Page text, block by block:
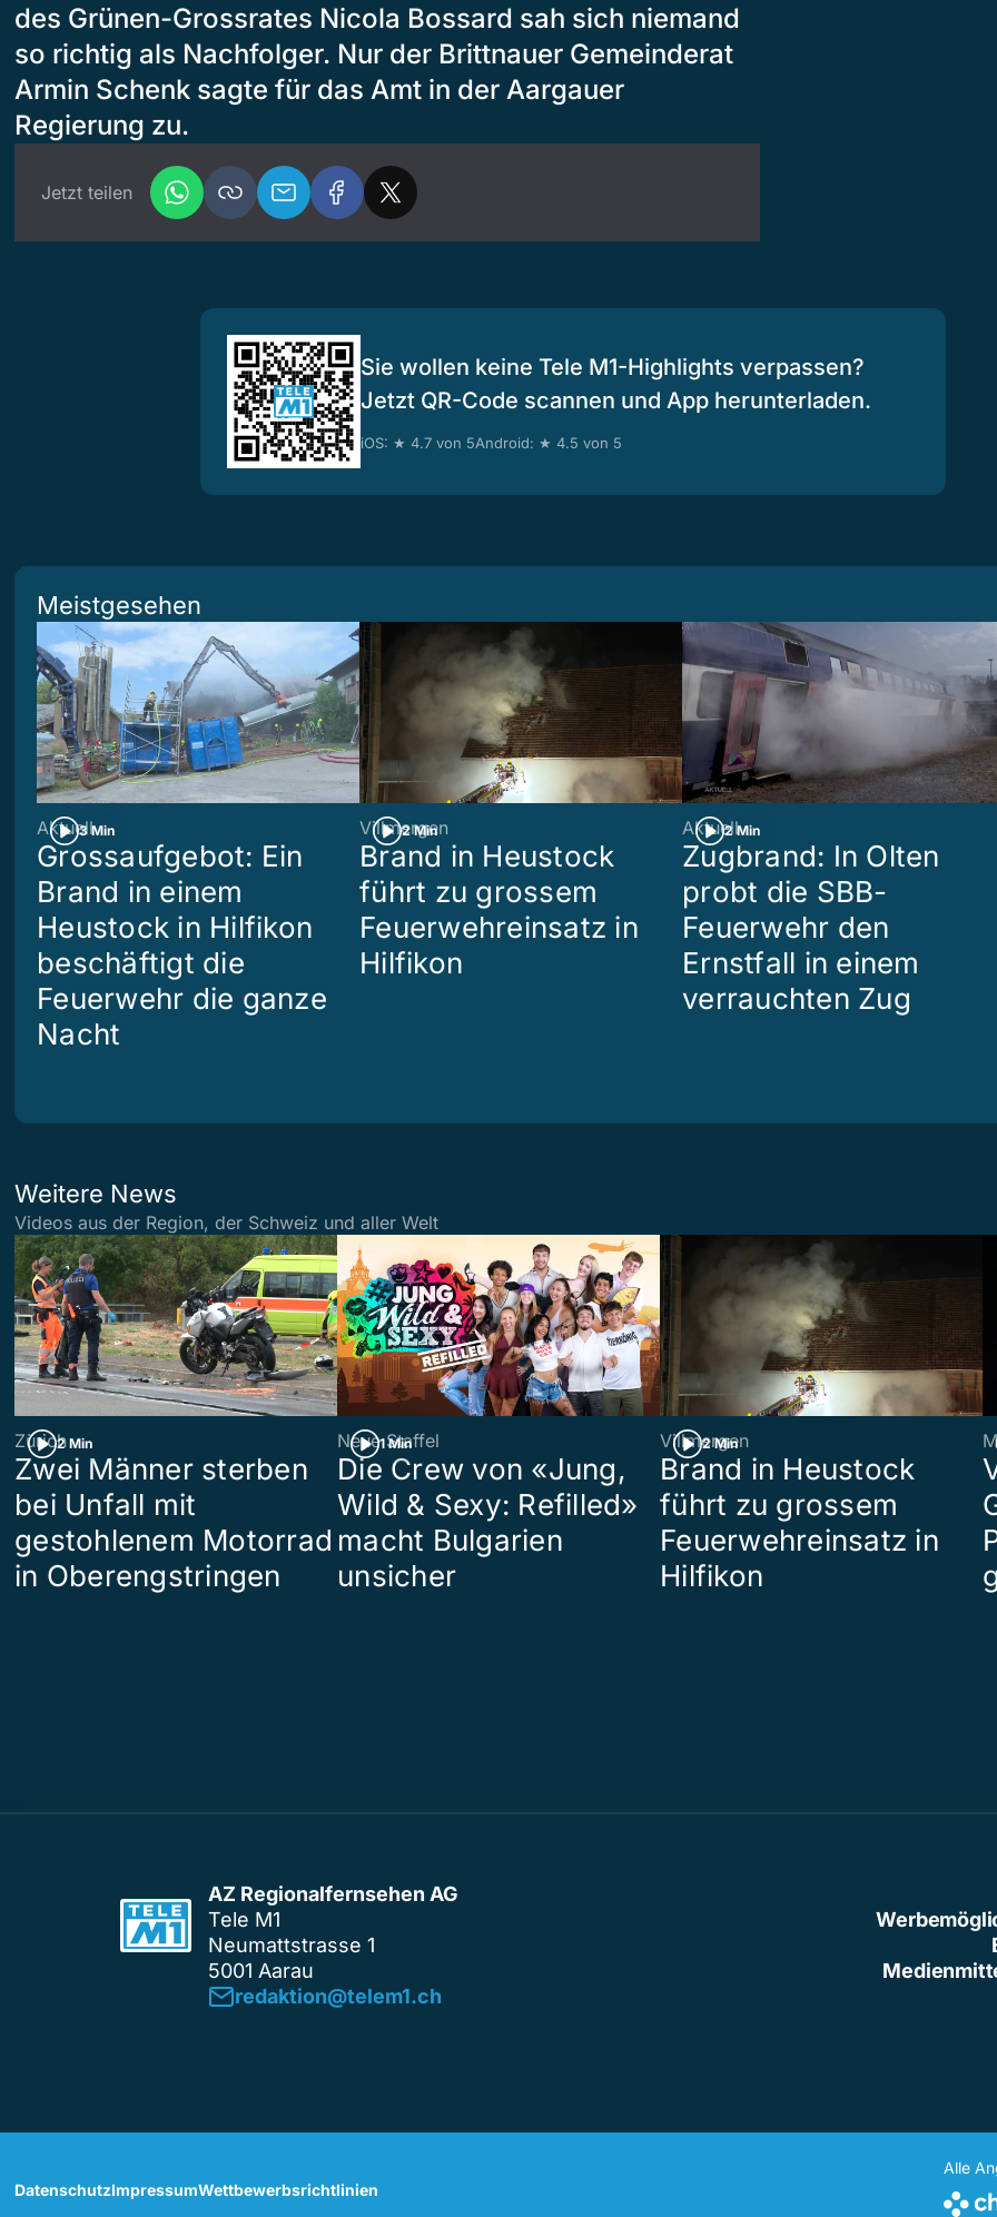
des Grünen-Grossrates Nicola Bossard sah sich niemand
so richtig als Nachfolger. Nur der Brittnauer Gemeinderat
Armin Schenk sagte für das Amt in der Aargauer
Regierung zu.
Jetzt teilen
Sie wollen keine Tele M1-Highlights verpassen?
Jetzt QR-Code scannen und App herunterladen.
iOS: ★ 4.7 von 5Android: ★ 4.5 von 5
Meistgesehen
3 Min
Aktuell
Grossaufgebot: Ein
Brand in einem
Heustock in Hilfikon
beschäftigt die
Feuerwehr die ganze
Nacht
2 Min
Villmergen
Brand in Heustock
führt zu grossem
Feuerwehreinsatz in
Hilfikon
2 Min
Aktuell
Zugbrand: In Olten
probt die SBB-
Feuerwehr den
Ernstfall in einem
verrauchten Zug
Weitere News
Videos aus der Region, der Schweiz und aller Welt
2 Min
Zürich
Zwei Männer sterben
bei Unfall mit
gestohlenem Motorrad
in Oberengstringen
1 Min
Neue Staffel
Die Crew von «Jung,
Wild & Sexy: Refilled»
macht Bulgarien
unsicher
2 Min
Villmergen
Brand in Heustock
führt zu grossem
Feuerwehreinsatz in
Hilfikon
AZ Regionalfernsehen AG
Tele M1
Neumattstrasse 1
5001 Aarau
redaktion@telem1.ch
DatenschutzImpressumWettbewerbsrichtlinien
Alle